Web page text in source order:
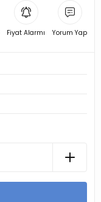
Fiyat Alarmı Yorum Yap